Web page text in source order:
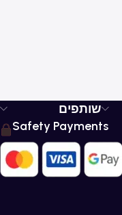
שותפים
Safety Payments